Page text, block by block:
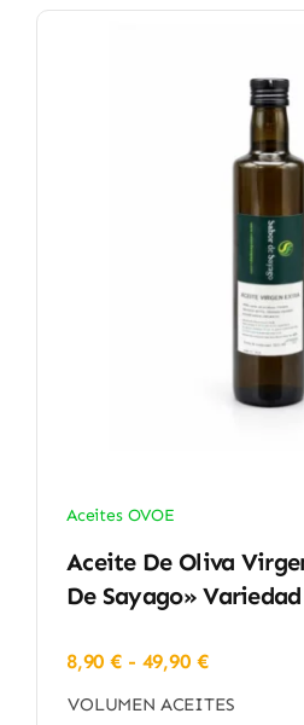
Aceites OVOE
Aceite De Oliva
De Sayago»
8,90€ - 49,90 €Rango
precios:
VOLUMEN ACEITES